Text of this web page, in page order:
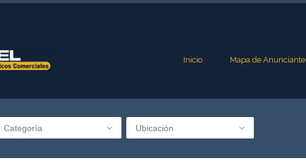
Inicio Mapa de
Categoría Ubicación